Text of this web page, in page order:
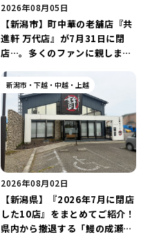
2026年08月05日
【新潟市】町中華の老舗店『共
進軒 万代店』が7月31日に閉
店…。多くのファンに親しまれ
新潟市・下越・中越・上越
2026年08月02日
【新潟県】『2026年7月に閉店
した10店』をまとめてご紹介！
県内から撤退する「鰻の成瀬」